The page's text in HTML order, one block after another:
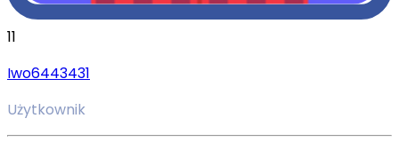
11
Iwo6443431
Użytkownik